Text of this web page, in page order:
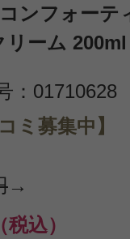
ンフォーテ
リーム 200ml
：01710628
ミ募集中】
→
税込）